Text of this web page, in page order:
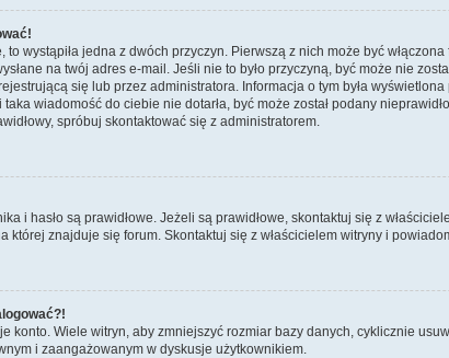
wystąpiła jedna z dwóch przyczyn. Pierwszą z nich może być
na twój adres e-mail. Jeśli nie to było przyczyną, być może nie
się lub przez administratora. Informacja o tym była wyświetlona
wiadomość do ciebie nie dotarła, być może został podany
spróbuj skontaktować się z administratorem.
i hasło są prawidłowe. Jeżeli są prawidłowe, skontaktuj się z
znajduje się forum. Skontaktuj się z właścicielem witryny i
konto. Wiele witryn, aby zmniejszyć rozmiar bazy danych, cyklicznie
i zaangażowanym w dyskusje użytkownikiem.